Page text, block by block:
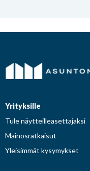
Yrityksille
Tule näytteilleasettajaksi
Mainosratkaisut
Yleisimmät kysymykset